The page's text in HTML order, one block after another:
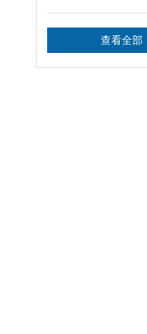
查看全部